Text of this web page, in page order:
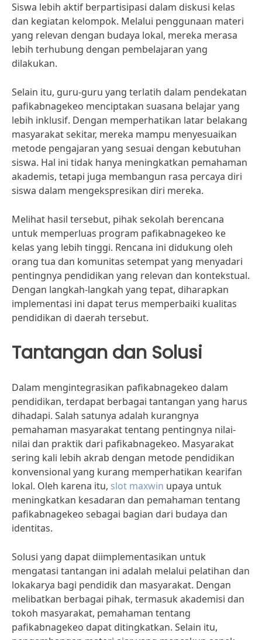
Siswa lebih aktif berpartisipasi dalam diskusi kelas
dan kegiatan kelompok. Melalui penggunaan materi
yang relevan dengan budaya lokal, mereka merasa
lebih terhubung dengan pembelajaran yang
dilakukan.
Selain itu, guru-guru yang terlatih dalam pendekatan
pafikabnagekeo menciptakan suasana belajar yang
lebih inklusif. Dengan memperhatikan latar belakang
masyarakat sekitar, mereka mampu menyesuaikan
metode pengajaran yang sesuai dengan kebutuhan
siswa. Hal ini tidak hanya meningkatkan pemahaman
akademis, tetapi juga membangun rasa percaya diri
siswa dalam mengekspresikan diri mereka.
Melihat hasil tersebut, pihak sekolah berencana
untuk memperluas program pafikabnagekeo ke
kelas yang lebih tinggi. Rencana ini didukung oleh
orang tua dan komunitas setempat yang menyadari
pentingnya pendidikan yang relevan dan kontekstual.
Dengan langkah-langkah yang tepat, diharapkan
implementasi ini dapat terus memperbaiki kualitas
pendidikan di daerah tersebut.
Tantangan dan Solusi
Dalam mengintegrasikan pafikabnagekeo dalam
pendidikan, terdapat berbagai tantangan yang harus
dihadapi. Salah satunya adalah kurangnya
pemahaman masyarakat tentang pentingnya nilai-
nilai dan praktik dari pafikabnagekeo. Masyarakat
sering kali lebih akrab dengan metode pendidikan
konvensional yang kurang memperhatikan kearifan
lokal. Oleh karena itu, slot maxwin upaya untuk
meningkatkan kesadaran dan pemahaman tentang
pafikabnagekeo sebagai bagian dari budaya dan
identitas.
Solusi yang dapat diimplementasikan untuk
mengatasi tantangan ini adalah melalui pelatihan dan
lokakarya bagi pendidik dan masyarakat. Dengan
melibatkan berbagai pihak, termasuk akademisi dan
tokoh masyarakat, pemahaman tentang
pafikabnagekeo dapat ditingkatkan. Selain itu,